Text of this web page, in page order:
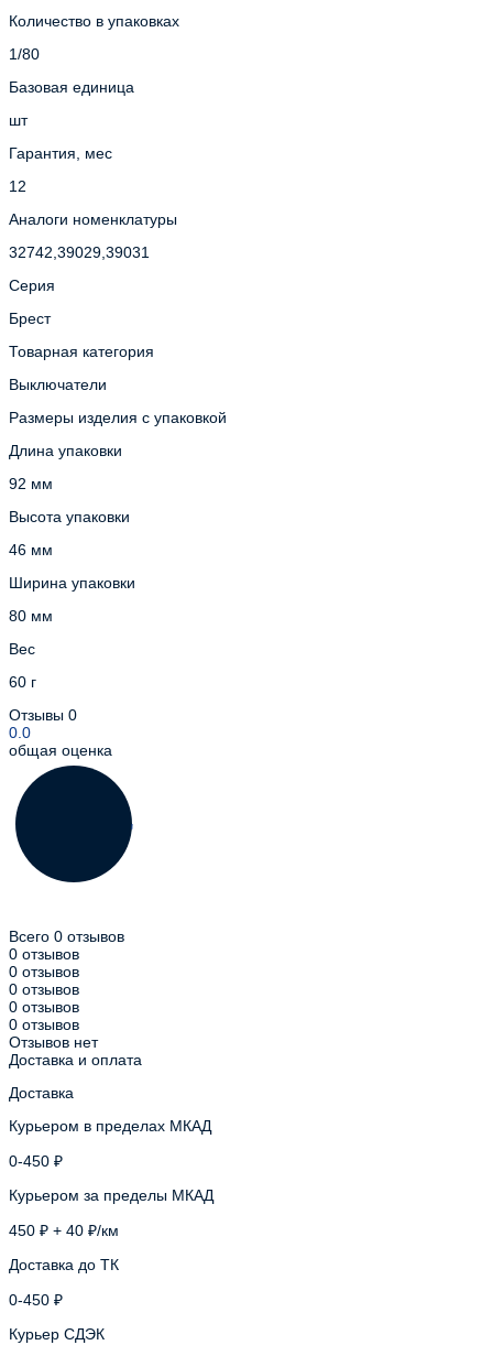
Количество в упаковках
1/80
Базовая единица
шт
Гарантия, мес
12
Аналоги номенклатуры
32742,39029,39031
Серия
Брест
Товарная категория
Выключатели
Размеры изделия с упаковкой
Длина упаковки
92 мм
Высота упаковки
46 мм
Ширина упаковки
80 мм
Вес
60 г
Отзывы 0
0.0
общая оценка
Всего 0 отзывов
0 отзывов
0 отзывов
0 отзывов
0 отзывов
0 отзывов
Отзывов нет
Доставка и оплата
Доставка
Курьером в пределах МКАД
0-450 ₽
Курьером за пределы МКАД
450 ₽ + 40 ₽/км
Доставка до ТК
0-450 ₽
Курьер СДЭК